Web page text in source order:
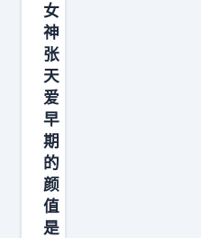
女
神
张
天
爱
早
期
的
颜
值
是